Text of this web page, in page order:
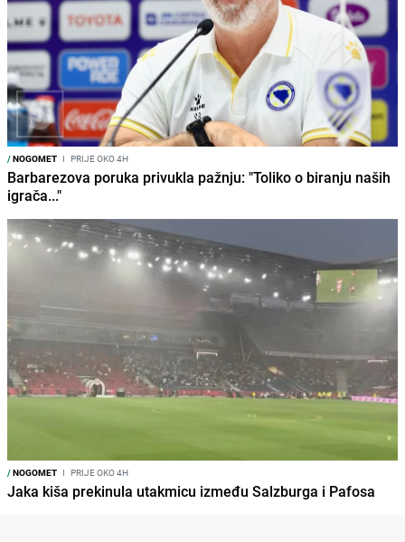
/NOGOMET I PRIJE OKO 4H
Barbarezova poruka privukla pažnju: "Toliko o biranju naših
igrača..."
/NOGOMET I PRIJE OKO 4H
Jaka kiša prekinula utakmicu između Salzburga i Pafosa